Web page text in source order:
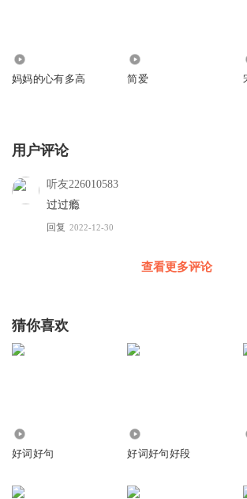
妈妈的心有多高 简爱
用户评论
听友226010583
过过瘾
回复 2022-12-30
查看更多评论
猜你喜欢
好词好句 好词好句好段